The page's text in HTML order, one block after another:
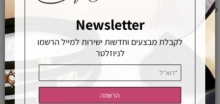
Newsletter
לקבלת מבצעים וחדשות ישירות למייל הרשמו
לניוזלטר